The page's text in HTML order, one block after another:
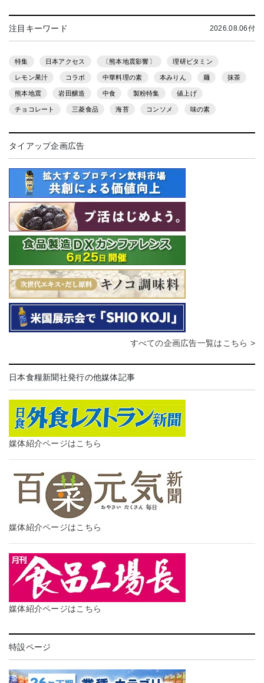
注目キーワード 2026.08.06付
特集 日本アクセス 〔熊本地震影響〕 理研ビタミン
レモン果汁 コラボ 中華料理の素 本みりん 麺 抹茶
熊本地震 岩田醸造 中食 製粉特集 値上げ
チョコレート 三菱食品 海苔 コンソメ 味の素
タイアップ企画広告
すべての企画広告一覧はこちら >
日本食糧新聞社発行の他媒体記事
媒体紹介ページはこちら
媒体紹介ページはこちら
媒体紹介ページはこちら
特設ページ